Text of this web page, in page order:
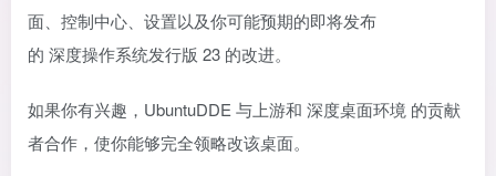
面、控制中心、设置以及你可能预期的即将发布
的 深度操作系统发行版 23 的改进。
如果你有兴趣，UbuntuDDE 与上游和 深度桌面环境 的贡献
者合作，使你能够完全领略改该桌面。